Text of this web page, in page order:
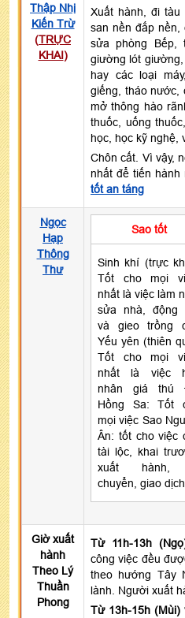
Thập Nhị
Kiến Trừ
(TRỰC
KHAI)
Xuất hành, đi tàu
san nền đắp
sửa phòng Bếp,
giường lót
hay các loại
giếng, tháo nước,
mở thông hào
thuốc, uống
học, học kỹ nghệ,
Chôn cất. Vì vậy,
nhất để tiến hành
tốt an táng
Ngọc
Hạp
Thông
Thư
Sao tốt
Sinh khí (trực
Tốt cho mọi
nhất là việc làm
sửa nhà, động
và gieo trồng
Yếu yên (thiên
Tốt cho mọi
nhất là việc
nhân giá thú
Hồng Sa: Tốt
mọi việc Sao
Ân: tốt cho việc
tài lộc, khai
xuất hành,
chuyển, giao dịch
Giờ xuất
hành
Theo Lý
Thuần
Phong
Từ 11h-13h
công việc đều
theo hướng Tây
lành. Người xuất
Từ 13h-15h (Mùi)